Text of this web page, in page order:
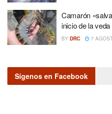
Camarón
inicio de la
BY DRC 7
Sígenos en Facebook